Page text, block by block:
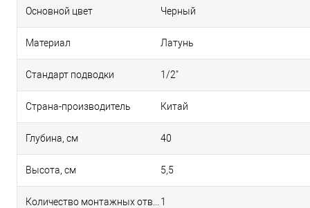
Основной цвет Черный
Материал Латунь
Стандарт подводки 1/2"
Страна-производитель Китай
Глубина, см 40
Высота, см 5,5
1